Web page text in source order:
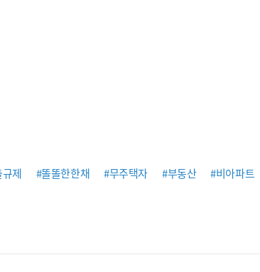
제 #똘똘한한채 #무주택자 #부동산 #비아파트